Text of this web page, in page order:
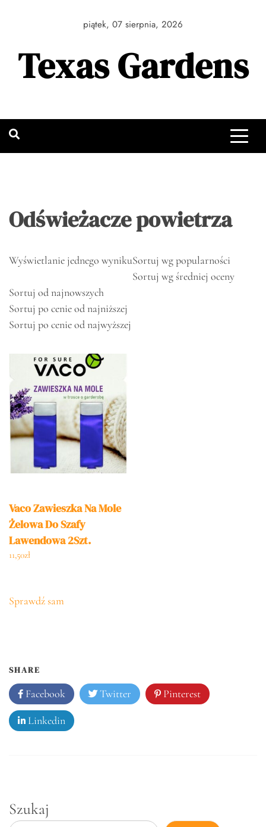
piątek, 07 sierpnia, 2026
Texas Gardens
Odświeżacze powietrza
Wyświetlanie jednego wynikuSortuj wg popularności
Sortuj wg średniej oceny
Sortuj od najnowszych
Sortuj po cenie od najniższej
Sortuj po cenie od najwyższej
Vaco Zawieszka Na Mole
Żelowa Do Szafy
Lawendowa 2Szt.
11,50zł
Sprawdź sam
SHARE
Facebook Twitter Pinterest
Linkedin
Szukaj